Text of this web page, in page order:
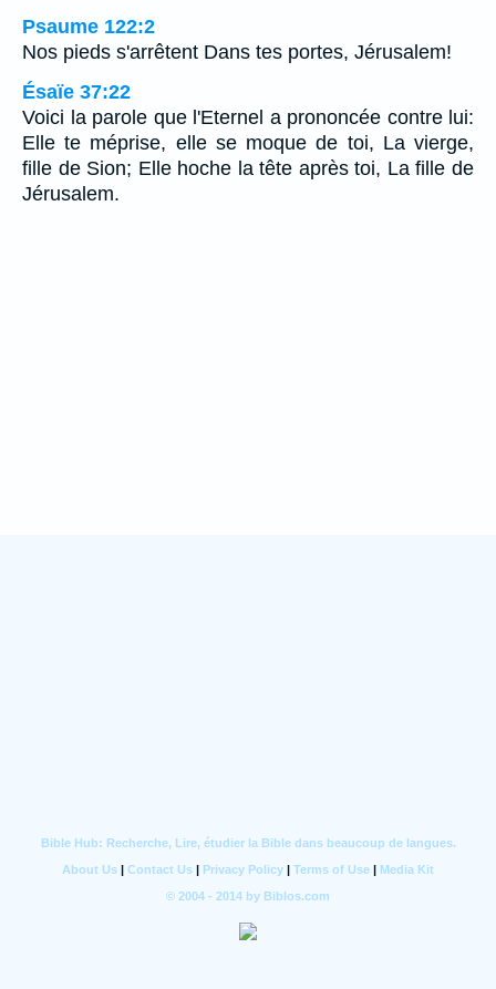
Psaume 122:2
Nos pieds s'arrêtent Dans tes portes, Jérusalem!
Ésaïe 37:22
Voici la parole que l'Eternel a prononcée contre lui:
Elle te méprise, elle se moque de toi, La vierge,
fille de Sion; Elle hoche la tête après toi, La fille de
Jérusalem.